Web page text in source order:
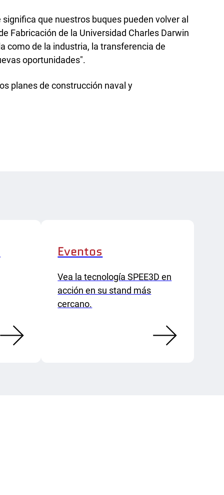
que nuestros buques pueden volver al
Fabricación de la Universidad Charles Darwin
como de la industria, la transferencia de
oportunidades".
planes de construcción naval y
Eventos
Vea la tecnología SPEE3D en
acción en su stand más
cercano.